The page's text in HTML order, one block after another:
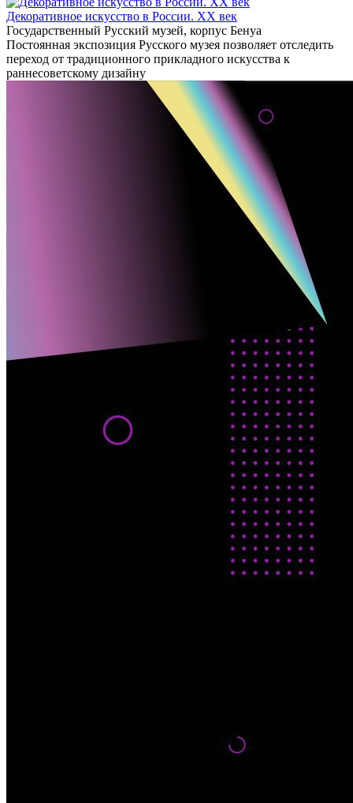
Декоративное искусство в России. XX век
Государственный Русский музей, корпус Бенуа
Постоянная экспозиция Русского музея позволяет отследить
переход от традиционного прикладного искусства к
раннесоветскому дизайну